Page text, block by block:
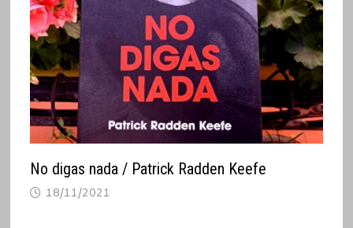
No digas nada / Patrick Radden Keefe
18/11/2021